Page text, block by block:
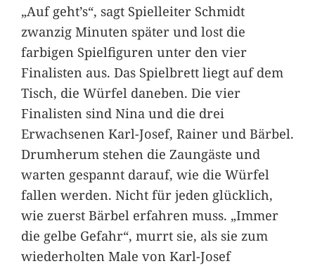
„Auf geht’s“, sagt Spielleiter Schmidt
zwanzig Minuten später und lost die
farbigen Spielfiguren unter den vier
Finalisten aus. Das Spielbrett liegt auf dem
Tisch, die Würfel daneben. Die vier
Finalisten sind Nina und die drei
Erwachsenen Karl-Josef, Rainer und Bärbel.
Drumherum stehen die Zaungäste und
warten gespannt darauf, wie die Würfel
fallen werden. Nicht für jeden glücklich,
wie zuerst Bärbel erfahren muss. „Immer
die gelbe Gefahr“, murrt sie, als sie zum
wiederholten Male von Karl-Josef